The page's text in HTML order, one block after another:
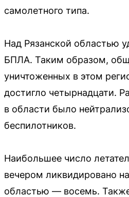
самолетного типа.
Над Рязанской областью
БПЛА. Таким образом,
уничтоженных в этом
достигло четырнадцати.
в области было
беспилотников.
Наибольшее число
вечером ликвидировано
областью — восемь.